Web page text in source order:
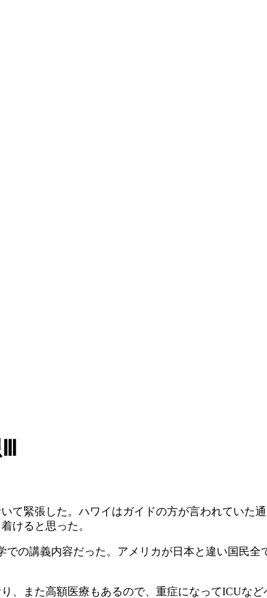
て緊張した。ハワイはガイドの方が言われていた
けると思った。
の講義内容だった。アメリカが日本と違い国民
、また高額医療もあるので、重症になってICUな